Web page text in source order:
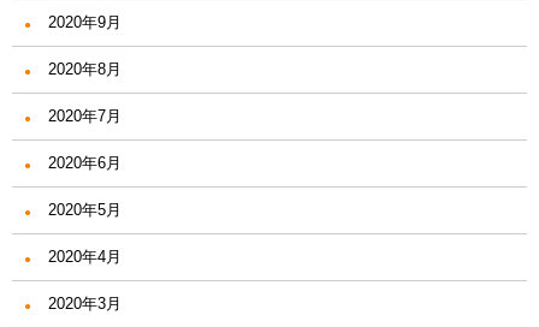
2020年9月
2020年8月
2020年7月
2020年6月
2020年5月
2020年4月
2020年3月